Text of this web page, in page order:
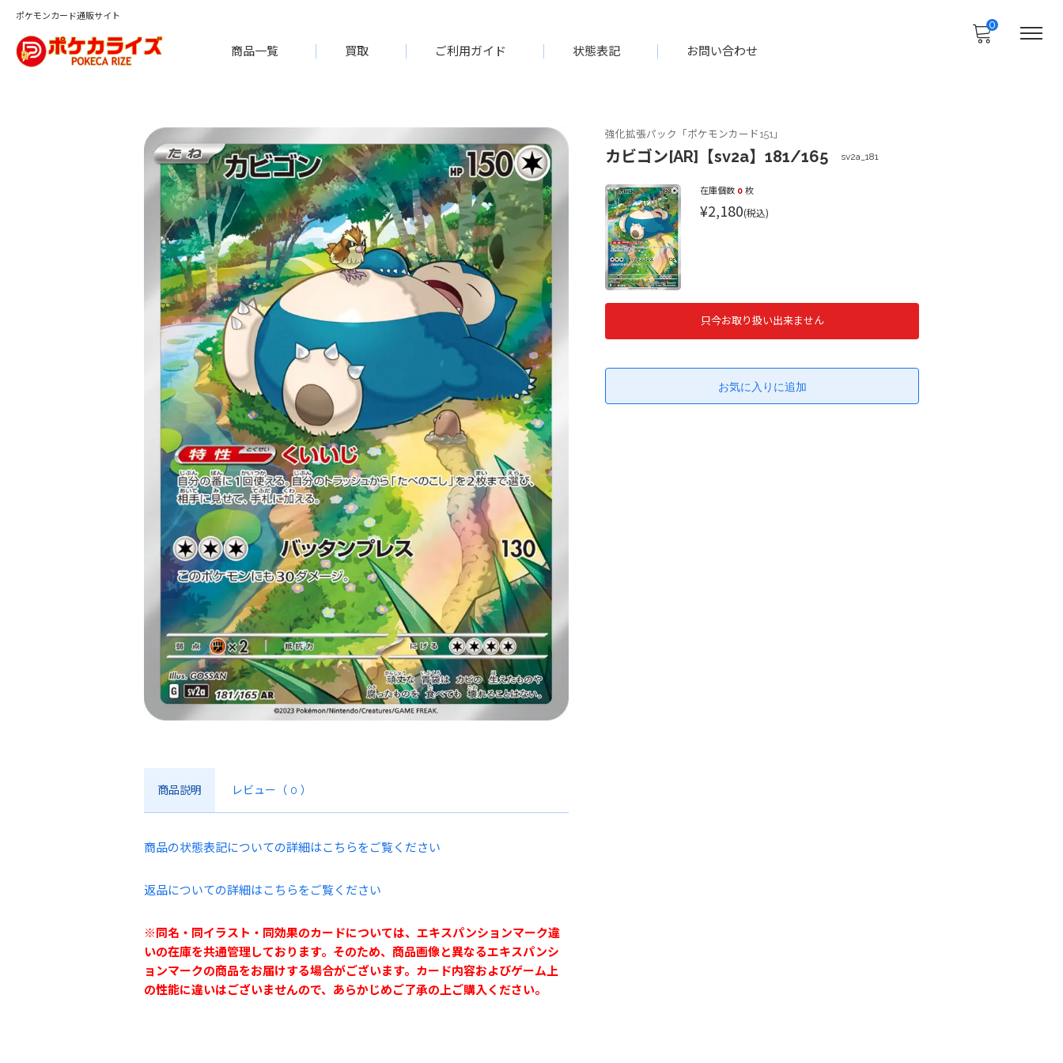
ポケモンカード通販サイト
商品一覧 買取 ご利用ガイド 状態表記 お問い合わせ
0
強化拡張パック「ポケモンカード151」
カビゴン[AR]【sv2a】181/165 sv2a_181
在庫個数 0 枚
¥2,180(税込)
只今お取り扱い出来ません
商品説明 レビュー （ 0 ）
商品の状態表記についての詳細はこちらをご覧ください
返品についての詳細はこちらをご覧ください
※同名・同イラスト・同効果のカードについては、エキスパンションマーク違
いの在庫を共通管理しております。そのため、商品画像と異なるエキスパンシ
ョンマークの商品をお届けする場合がございます。カード内容およびゲーム上
の性能に違いはございませんので、あらかじめご了承の上ご購入ください。